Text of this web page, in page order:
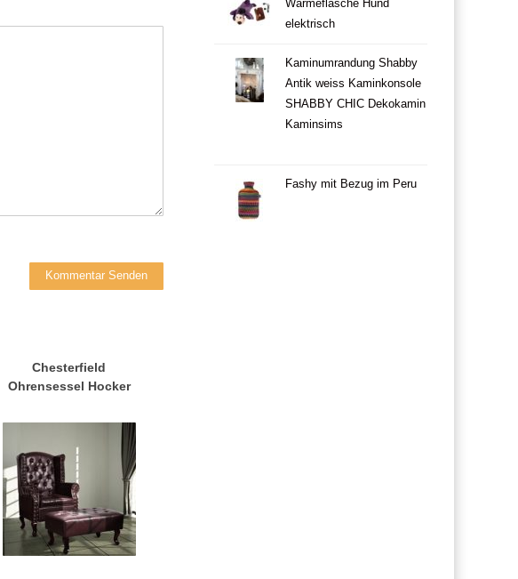
Chesterfield
Ohrensessel Hocker
Wärmeflasche Hund
elektrisch
Kaminumrandung Shabby
Antik weiss Kaminkonsole
SHABBY CHIC Dekokamin
Kaminsims
Fashy mit Bezug im Peru